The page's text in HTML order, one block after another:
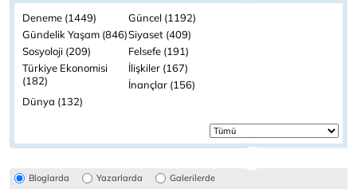
Deneme (1449)
Güncel (1192)
Gündelik Yaşam (846)Siyaset (409)
Sosyoloji (209)
Felsefe (191)
Türkiye Ekonomisi
(182)
İlişkiler (167)
İnançlar (156)
Dünya (132)
Bloglarda Yazarlarda Galerilerde